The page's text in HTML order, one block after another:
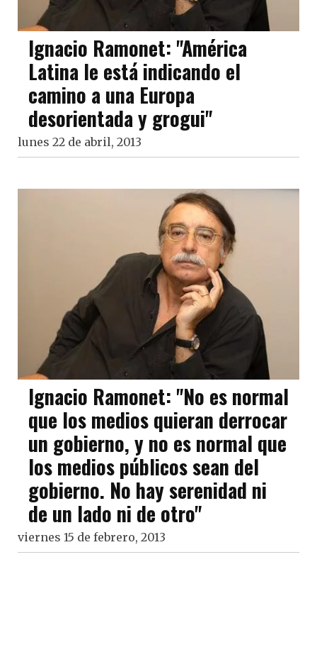
Ignacio Ramonet: "América
Latina le está indicando el
camino a una Europa
desorientada y grogui"
lunes 22 de abril, 2013
Ignacio Ramonet: "No es normal
que los medios quieran derrocar
un gobierno, y no es normal que
los medios públicos sean del
gobierno. No hay serenidad ni
de un lado ni de otro"
viernes 15 de febrero, 2013